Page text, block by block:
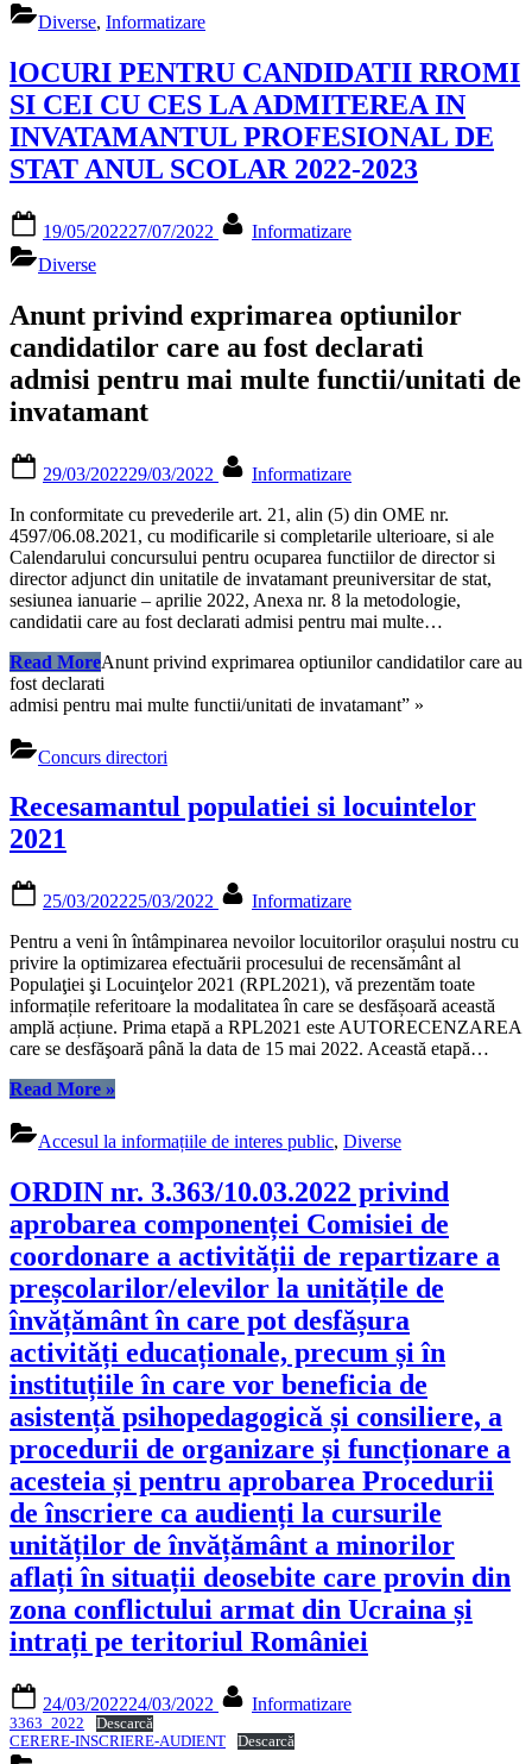
Diverse, Informatizare
lOCURI PENTRU CANDIDATII RROMI
SI CEI CU CES LA ADMITEREA IN
INVATAMANTUL PROFESIONAL DE
STAT ANUL SCOLAR 2022-2023
on
19/05/202227/07/2022
Informatizare
Diverse
Anunt privind exprimarea optiunilor
candidatilor care au fost declarati
admisi pentru mai multe functii/unitati de
invatamant
on
29/03/202229/03/2022
Informatizare
In conformitate cu prevederile art. 21, alin (5) din OME nr.
4597/06.08.2021, cu modificarile si completarile ulterioare, si ale
Calendarului concursului pentru ocuparea functiilor de director si
director adjunct din unitatile de invatamant preuniversitar de stat,
sesiunea ianuarie – aprilie 2022, Anexa nr. 8 la metodologie,
candidatii care au fost declarati admisi pentru mai multe…
Read More“Anunt privind exprimarea optiunilor candidatilor care au
fost declarati
admisi pentru mai multe functii/unitati de invatamant” »
Concurs directori
Recesamantul populatiei si locuintelor
2021
on
25/03/202225/03/2022
Informatizare
Pentru a veni în întâmpinarea nevoilor locuitorilor orașului nostru cu
privire la optimizarea efectuării procesului de recensământ al
Populaţiei şi Locuinţelor 2021 (RPL2021), vă prezentăm toate
informațile referitoare la modalitatea în care se desfășoară această
amplă acțiune. Prima etapă a RPL2021 este AUTORECENZAREA
care se desfăşoară până la data de 15 mai 2022. Această etapă…
Read More“Recesamantul
si
locuintelor
»
Accesul la informațiile de interes public, Diverse
ORDIN nr. 3.363/10.03.2022 privind
aprobarea componenței Comisiei de
coordonare a activității de repartizare a
preșcolarilor/elevilor la unitățile de
învățământ în care pot desfășura
activități educaționale, precum și în
instituțiile în care vor beneficia de
asistență psihopedagogică și consiliere, a
procedurii de organizare și funcționare a
acesteia și pentru aprobarea Procedurii
de înscriere ca audienți la cursurile
unităților de învățământ a minorilor
aflați în situații deosebite care provin din
zona conflictului armat din Ucraina și
intrați pe teritoriul României
on
24/03/202224/03/2022 Informatizare
3363_2022
Descarcă
CERERE-INSCRIERE-AUDIENT
Descarcă